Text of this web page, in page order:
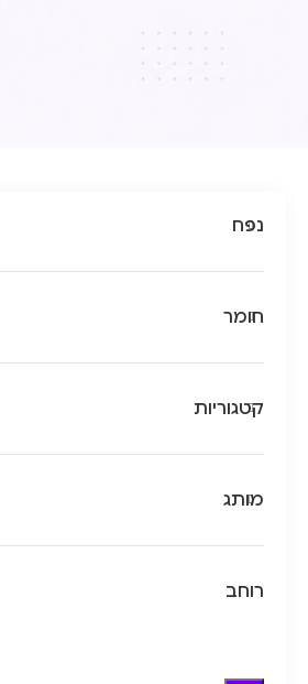
נפח
חומר
קטגוריות
מותג
רוחב